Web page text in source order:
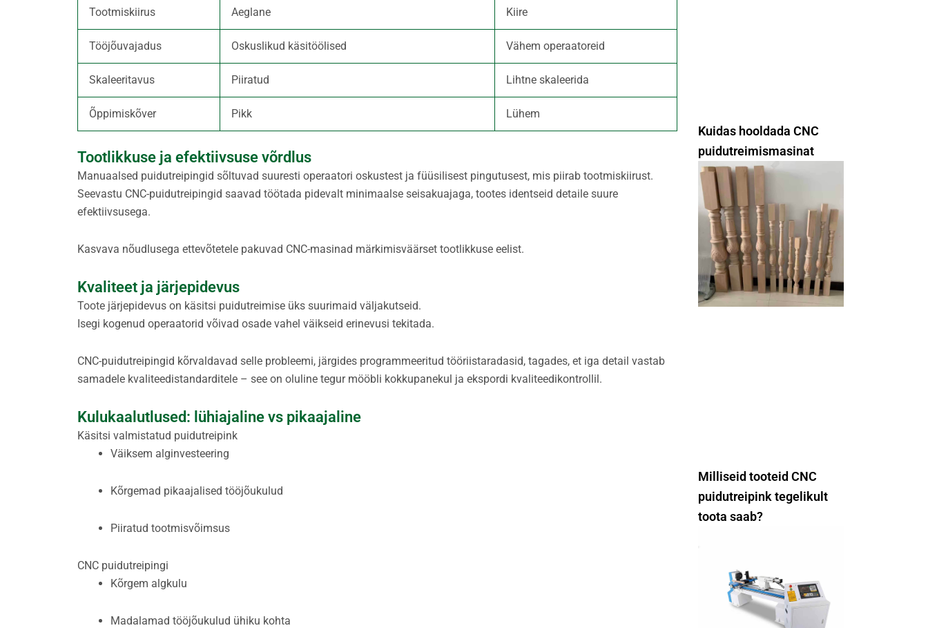
Tootmiskiirus Aeglane Kiire
Tööjõuvajadus Oskuslikud käsitöölised Vähem operaatoreid
Skaleeritavus Piiratud Lihtne skaleerida
Õppimiskõver Pikk Lühem
Tootlikkuse ja efektiivsuse võrdlus
Manuaalsed puidutreipingid sõltuvad suuresti operaatori oskustest ja füüsilisest pingutusest, mis piirab tootmiskiirust.
Seevastu CNC-puidutreipingid saavad töötada pidevalt minimaalse seisakuajaga, tootes identseid detaile suure
efektiivsusega.
Kasvava nõudlusega ettevõtetele pakuvad CNC-masinad märkimisväärset tootlikkuse eelist.
Kvaliteet ja järjepidevus
Toote järjepidevus on käsitsi puidutreimise üks suurimaid väljakutseid.
Isegi kogenud operaatorid võivad osade vahel väikseid erinevusi tekitada.
CNC-puidutreipingid kõrvaldavad selle probleemi, järgides programmeeritud tööriistaradasid, tagades, et iga detail vastab
samadele kvaliteedistandarditele – see on oluline tegur mööbli kokkupanekul ja ekspordi kvaliteedikontrollil.
Kulukaalutlused: lühiajaline vs pikaajaline
Käsitsi valmistatud puidutreipink
Väiksem alginvesteering
Kõrgemad pikaajalised tööjõukulud
Piiratud tootmisvõimsus
CNC puidutreipingi
Kõrgem algkulu
Madalamad tööjõukulud ühiku kohta
Kuidas hooldada CNC
puidutreimismasinat
Milliseid tooteid CNC
puidutreipink tegelikult
toota saab?